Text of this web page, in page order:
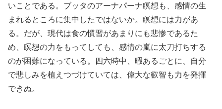
いことである。ブッタのアーナパーナ瞑想も、感情の生
まれるところに集中したではないか。瞑想には力があ
る。だが、現代は食の慣習があまりにも悲惨であるた
め、瞑想の力をもってしても、感情の嵐に太刀打ちする
のが困難になっている。四六時中、暇あるごとに、自分
で悲しみを植えつづけていては、偉大な叡智も力を発揮
できぬ。